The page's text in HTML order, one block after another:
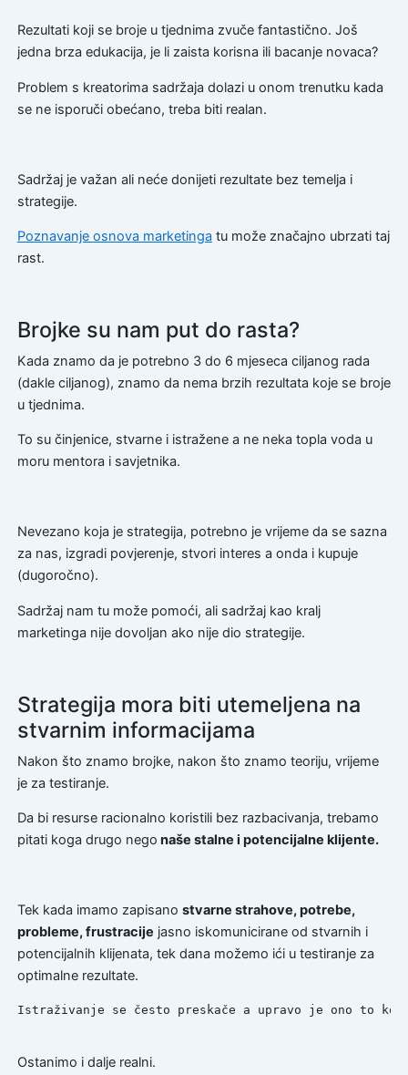
Rezultati koji se broje u tjednima zvuče fantastično. Još
jedna brza edukacija, je li zaista korisna ili bacanje novaca?
Problem s kreatorima sadržaja dolazi u onom trenutku kada
se ne isporuči obećano, treba biti realan.
Sadržaj je važan ali neće donijeti rezultate bez temelja i
strategije.
Poznavanje osnova marketinga tu može značajno ubrzati taj
rast.
Brojke su nam put do rasta?
Kada znamo da je potrebno 3 do 6 mjeseca ciljanog rada
(dakle ciljanog), znamo da nema brzih rezultata koje se broje
u tjednima.
To su činjenice, stvarne i istražene a ne neka topla voda u
moru mentora i savjetnika.
Nevezano koja je strategija, potrebno je vrijeme da se sazna
za nas, izgradi povjerenje, stvori interes a onda i kupuje
(dugoročno).
Sadržaj nam tu može pomoći, ali sadržaj kao kralj
marketinga nije dovoljan ako nije dio strategije.
Strategija mora biti utemeljena na
stvarnim informacijama
Nakon što znamo brojke, nakon što znamo teoriju, vrijeme
je za testiranje.
Da bi resurse racionalno koristili bez razbacivanja, trebamo
pitati koga drugo nego naše stalne i potencijalne klijente.
Tek kada imamo zapisano stvarne strahove, potrebe,
probleme, frustracije jasno iskomunicirane od stvarnih i
potencijalnih klijenata, tek dana možemo ići u testiranje za
optimalne rezultate.
Istraživanje se često preskače a upravo je ono to
Ostanimo i dalje realni.